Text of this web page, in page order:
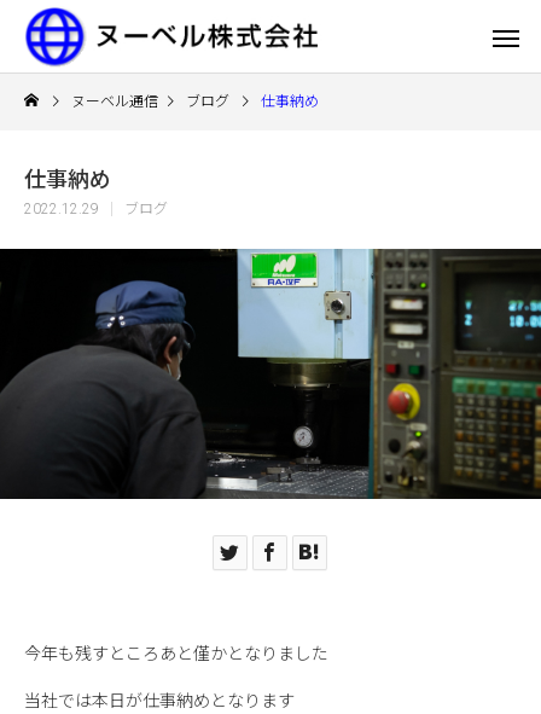
ヌーベル通信 ブログ 仕事納め
仕事納め
2022.12.29 ブログ
今年も残すところあと僅かとなりました
当社では本日が仕事納めとなります